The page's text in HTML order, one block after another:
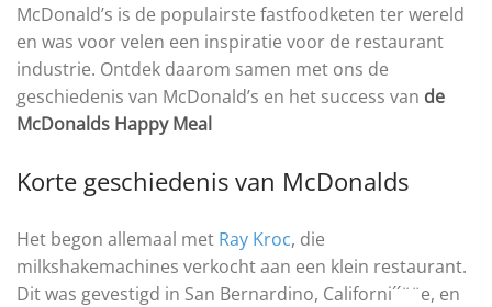
McDonald’s is de populairste fastfoodketen ter wereld
en was voor velen een inspiratie voor de restaurant
industrie. Ontdek daarom samen met ons de
geschiedenis van McDonald’s en het success van de
McDonalds Happy Meal
Korte geschiedenis van McDonalds
Het begon allemaal met Ray Kroc, die
milkshakemachines verkocht aan een klein restaurant.
Dit was gevestigd in San Bernardino, Californi´´¨¨e, en